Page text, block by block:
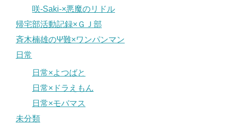
咲-Saki-×悪魔のリドル
帰宅部活動記録×ＧＪ部
斉木楠雄のΨ難×ワンパンマン
日常
日常×よつばと
日常×ドラえもん
日常×モバマス
未分類